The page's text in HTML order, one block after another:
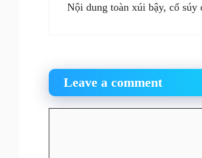
Nội dung toàn xúi bậy, cổ súy
Leave a comment